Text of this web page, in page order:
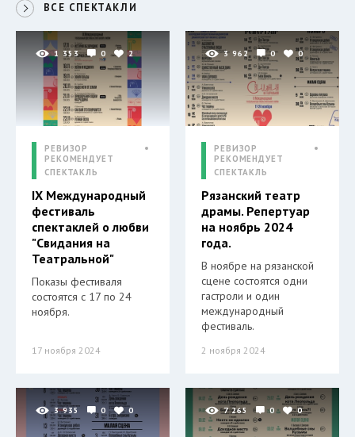
ВСЕ СПЕКТАКЛИ
1 353 0 2
РЕВИЗОР
РЕКОМЕНДУЕТ
СПЕКТАКЛЬ
IX Международный
фестиваль
спектаклей о любви
"Свидания на
Театральной"
Показы фестиваля
состоятся с 17 по 24
ноября.
17 ноября 2024
3 962 0 0
РЕВИЗОР
РЕКОМЕНДУЕТ
СПЕКТАКЛЬ
Рязанский театр
драмы. Репертуар
на ноябрь 2024
года.
В ноябре на рязанской
сцене состоятся одни
гастроли и один
международный
фестиваль.
2 ноября 2024
3 935 0 0 7 265 0 0